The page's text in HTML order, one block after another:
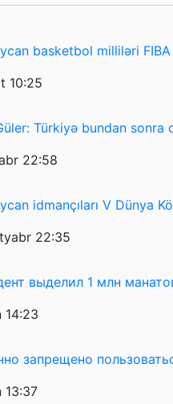
basketbol milliləri
10:25
Türkiyə bundan
22:58
idmançıları V Dünya
22:35
выделил 1 млн
14:23
запрещено
13:37